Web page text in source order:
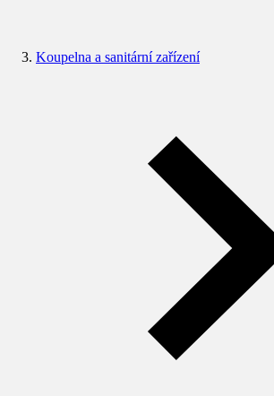
Koupelna a sanitární zařízení